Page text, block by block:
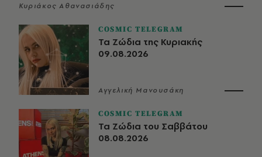
Κυριάκος Αθανασιάδης
COSMIC TELEGRAM
Τα Ζώδια της Κυριακής
09.08.2026
Αγγελική Μανουσάκη
COSMIC TELEGRAM
Τα Ζώδια του Σαββάτου
08.08.2026